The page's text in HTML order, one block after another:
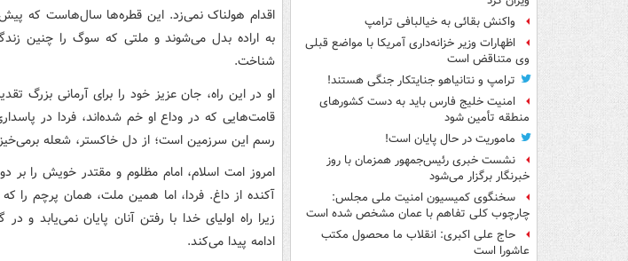
واکنش بقائی به خیالبافی ترامپ
اظهارات وزیر خزانه‌داری آمریکا با مواضع قبلی
وی متناقض است
ترامپ و نتانیاهو جنایتکار جنگی هستند!
امنیت خلیج فارس باید به دست کشورهای
منطقه تأمین شود
ماموریت در حال پایان است!
نشست خبری رئیس‌جمهور همزمان با روز
خبرنگار برگزار می‌شود
سخنگوی کمیسیون امنیت ملی مجلس:
چارچوب کلی تفاهم با عمان مشخص شده است
حاج علی اکبری: انقلاب ما محصول مکتب
عاشورا است
اقدام هولناک نمی‌زد. این قطره‌ها سال‌هاست که پیش
به اراده بدل می‌شوند و ملتی که سوگ را چنین
شناخت.
او در این راه، جان عزیز خود را برای آرمانی بزرگ
قامت‌هایی که در وداع او خم شده‌اند، فردا در
رسم این سرزمین است؛ از دل خاکستر، شعله
امروز امت اسلام، امام مظلوم و مقتدر خویش را
آکنده از داغ. فردا، اما همین ملت، همان پرچم را که
زیرا راه اولیای خدا با رفتن آنان پایان نمی‌یابد و
ادامه پیدا می‌کند.